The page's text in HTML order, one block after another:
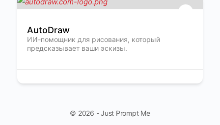
AutoDraw
ИИ-помощник для рисования, который
предсказывает ваши эскизы.
© 2026 - Just Prompt Me